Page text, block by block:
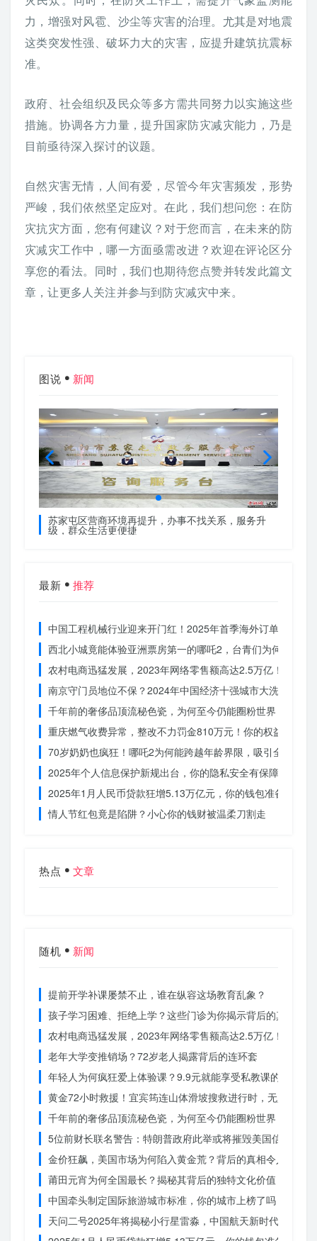
力，增强对风雹、沙尘等灾害的治理。尤其是对地震
这类突发性强、破坏力大的灾害，应提升建筑抗震标
准。
政府、社会组织及民众等多方需共同努力以实施这些
措施。协调各方力量，提升国家防灾减灾能力，乃是
目前亟待深入探讨的议题。
自然灾害无情，人间有爱，尽管今年灾害频发，形势
严峻，我们依然坚定应对。在此，我们想问您：在防
灾抗灾方面，您有何建议？对于您而言，在未来的防
灾减灾工作中，哪一方面亟需改进？欢迎在评论区分
享您的看法。同时，我们也期待您点赞并转发此篇文
章，让更多人关注并参与到防灾减灾中来。
图说 新闻
苏家屯区营商环境再提升，办事不找关系，服务升
级，群众生活更便捷
最新 推荐
中国工程机械行业迎来开门红！2025年首季海外订单激增，
西北小城竟能体验亚洲票房第一的哪吒2，台青们为何如此惊
农村电商迅猛发展，2023年网络零售额高达2.5万亿！你还在
南京守门员地位不保？2024年中国经济十强城市大洗牌
千年前的奢侈品顶流秘色瓷，为何至今仍能圈粉世界？揭秘
重庆燃气收费异常，整改不力罚金810万元！你的权益被侵犯
70岁奶奶也疯狂！哪吒2为何能跨越年龄界限，吸引全民观影
2025年个人信息保护新规出台，你的隐私安全有保障了吗？
2025年1月人民币贷款狂增5.13万亿元，你的钱包准备好了吗
情人节红包竟是陷阱？小心你的钱财被温柔刀割走
热点 文章
随机 新闻
提前开学补课屡禁不止，谁在纵容这场教育乱象？
孩子学习困难、拒绝上学？这些门诊为你揭示背后的真相
农村电商迅猛发展，2023年网络零售额高达2.5万亿！你还在
老年大学变推销场？72岁老人揭露背后的连环套
年轻人为何疯狂爱上体验课？9.9元就能享受私教课的秘密
黄金72小时救援！宜宾筠连山体滑坡搜救进行时，无人机遥
千年前的奢侈品顶流秘色瓷，为何至今仍能圈粉世界？揭秘
5位前财长联名警告：特朗普政府此举或将摧毁美国信誉？
金价狂飙，美国市场为何陷入黄金荒？背后的真相令人
莆田元宵为何全国最长？揭秘其背后的独特文化价值
中国牵头制定国际旅游城市标准，你的城市上榜了吗？
天问二号2025年将揭秘小行星雷淼，中国航天新时代即将开